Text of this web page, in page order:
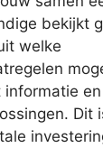
bekijkt
welke
Dit